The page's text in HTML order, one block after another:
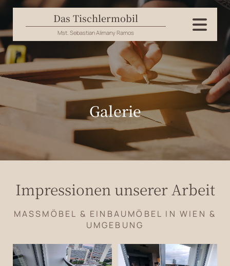
Das Tischlermobil
Mst. Sebastian Alimany Ramos
Galerie
Impressionen unserer Arbeit
MASSMÖBEL & EINBAUMÖBEL IN WIEN & U
MGEBUNG